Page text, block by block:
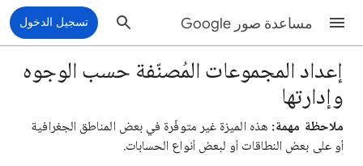
مساعدة صور Google تسجيل الدخول
إعداد المجموعات المُصنّفة حسب الوجوه
وإدارتها
ملاحظة مهمة: هذه الميزة غير متوفّرة في بعض المناطق الجغرافية
أو على بعض النطاقات أو لبعض أنواع الحسابات.